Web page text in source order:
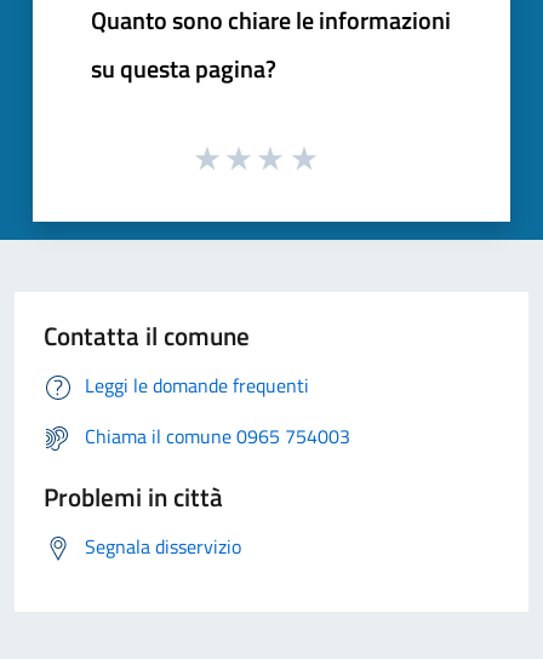
Quanto sono chiare le informazioni
su questa pagina?
Contatta il comune
Leggi le domande frequenti
Chiama il comune 0965 754003
Problemi in città
Segnala disservizio